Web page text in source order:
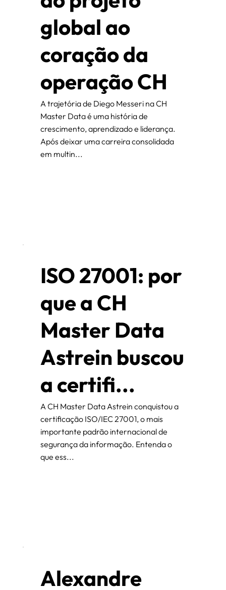
global ao
coração da
operação CH
A trajetória de Diego Messeri na CH
Master Data é uma história de
crescimento, aprendizado e liderança.
Após deixar uma carreira consolidada
em multin...
ISO 27001: por
que a CH
Master Data
Astrein buscou
a certifi...
A CH Master Data Astrein conquistou a
certificação ISO/IEC 27001, o mais
importante padrão internacional de
segurança da informação. Entenda o
que ess...
Alexandre